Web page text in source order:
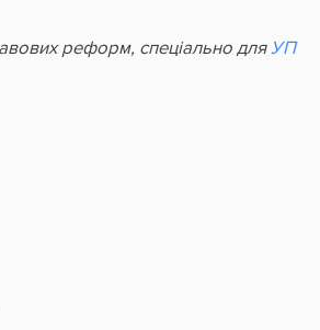
реформ, спеціально дляУП